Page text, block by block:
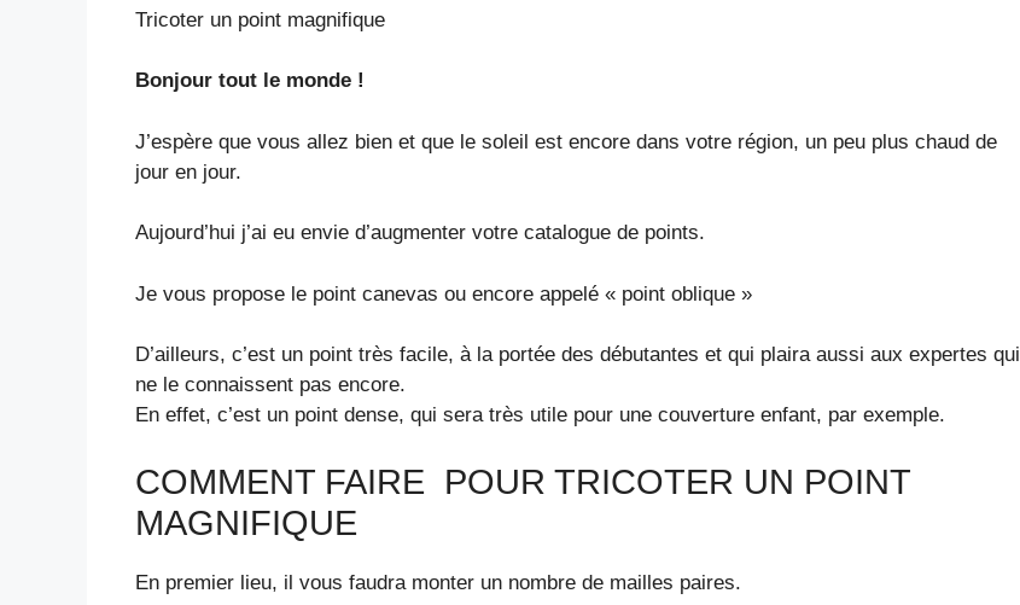
Tricoter un point magnifique
Bonjour tout le monde !
J’espère que vous allez bien et que le soleil est encore dans votre région, un peu plus chaud de
jour en jour.
Aujourd’hui j’ai eu envie d’augmenter votre catalogue de points.
Je vous propose le point canevas ou encore appelé « point oblique »
D’ailleurs, c’est un point très facile, à la portée des débutantes et qui plaira aussi aux expertes qui
ne le connaissent pas encore.
En effet, c’est un point dense, qui sera très utile pour une couverture enfant, par exemple.
COMMENT FAIRE POUR TRICOTER UN POINT
MAGNIFIQUE
En premier lieu, il vous faudra monter un nombre de mailles paires.